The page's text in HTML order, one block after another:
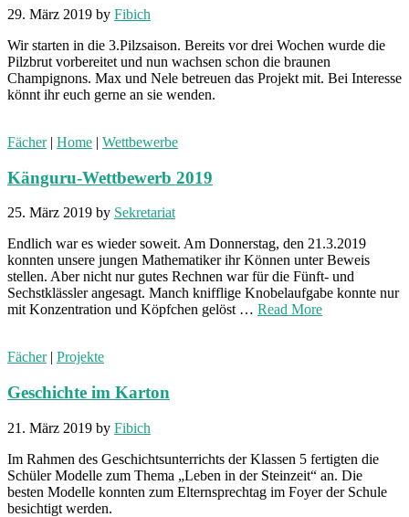
29. März 2019 by Fibich
Wir starten in die 3.Pilzsaison. Bereits vor drei Wochen wurde die
Pilzbrut vorbereitet und nun wachsen schon die braunen
Champignons. Max und Nele betreuen das Projekt mit. Bei Interesse
könnt ihr euch gerne an sie wenden.
Fächer| Home | Wettbewerbe
Känguru-Wettbewerb 2019
25. März 2019 by Sekretariat
Endlich war es wieder soweit. Am Donnerstag, den 21.3.2019
konnten unsere jungen Mathematiker ihr Können unter Beweis
stellen. Aber nicht nur gutes Rechnen war für die Fünft- und
Sechstklässler angesagt. Manch knifflige Knobelaufgabe konnte nur
mit Konzentration und Köpfchen gelöst … Read More
Fächer| Projekte
Geschichte im Karton
21. März 2019 by Fibich
Im Rahmen des Geschichtsunterrichts der Klassen 5 fertigten die
Schüler Modelle zum Thema „Leben in der Steinzeit“ an. Die
besten Modelle konnten zum Elternsprechtag im Foyer der Schule
besichtigt werden.